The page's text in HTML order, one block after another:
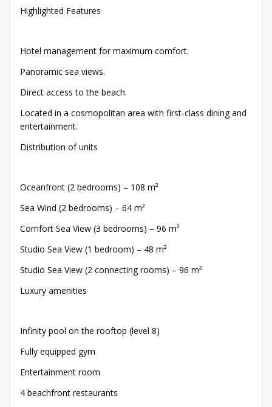
Highlighted Features
Hotel management for maximum comfort.
Panoramic sea views.
Direct access to the beach.
Located in a cosmopolitan area with first-class dining and
entertainment.
Distribution of units
Oceanfront (2 bedrooms) – 108 m²
Sea Wind (2 bedrooms) – 64 m²
Comfort Sea View (3 bedrooms) – 96 m²
Studio Sea View (1 bedroom) – 48 m²
Studio Sea View (2 connecting rooms) – 96 m²
Luxury amenities
Infinity pool on the rooftop (level 8)
Fully equipped gym
Entertainment room
4 beachfront restaurants